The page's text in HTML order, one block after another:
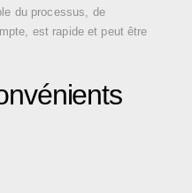
du processus, de
est rapide et peut être